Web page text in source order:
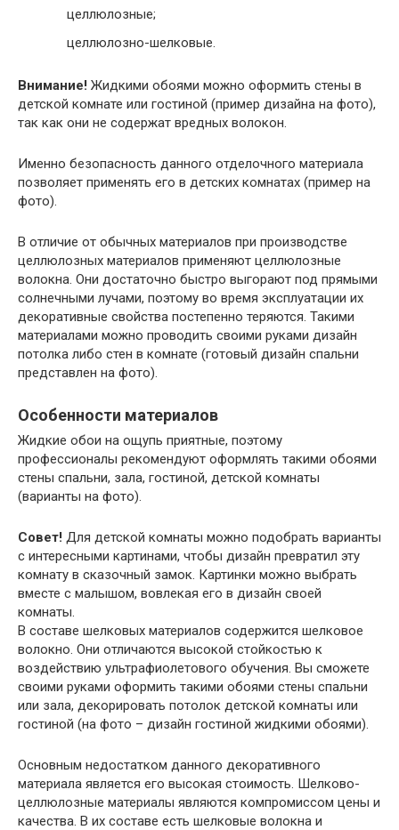
целлюлозные;
целлюлозно-шелковые.
Внимание! Жидкими обоями можно оформить стены в
детской комнате или гостиной (пример дизайна на фото),
так как они не содержат вредных волокон.
Именно безопасность данного отделочного материала
позволяет применять его в детских комнатах (пример на
фото).
В отличие от обычных материалов при производстве
целлюлозных материалов применяют целлюлозные
волокна. Они достаточно быстро выгорают под прямыми
солнечными лучами, поэтому во время эксплуатации их
декоративные свойства постепенно теряются. Такими
материалами можно проводить своими руками дизайн
потолка либо стен в комнате (готовый дизайн спальни
представлен на фото).
Особенности материалов
Жидкие обои на ощупь приятные, поэтому
профессионалы рекомендуют оформлять такими обоями
стены спальни, зала, гостиной, детской комнаты
(варианты на фото).
Совет! Для детской комнаты можно подобрать варианты
с интересными картинами, чтобы дизайн превратил эту
комнату в сказочный замок. Картинки можно выбрать
вместе с малышом, вовлекая его в дизайн своей
комнаты.
В составе шелковых материалов содержится шелковое
волокно. Они отличаются высокой стойкостью к
воздействию ультрафиолетового обучения. Вы сможете
своими руками оформить такими обоями стены спальни
или зала, декорировать потолок детской комнаты или
гостиной (на фото – дизайн гостиной жидкими обоями).
Основным недостатком данного декоративного
материала является его высокая стоимость. Шелково-
целлюлозные материалы являются компромиссом цены и
качества. В их составе есть шелковые волокна и